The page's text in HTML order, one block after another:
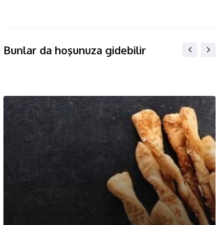
Bunlar da hoşunuza gidebilir